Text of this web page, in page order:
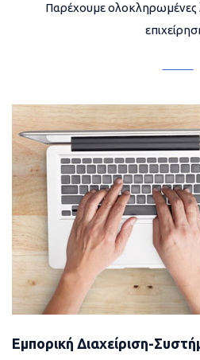
Παρέχουμε ολοκληρωμένες
Εμπορική Διαχείριση-